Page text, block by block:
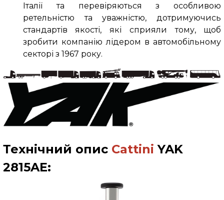
Італії та перевіряються з особливою
ретельністю та уважністю, дотримуючись
стандартів якості, які сприяли тому, щоб
зробити компанію лідером в автомобільному
секторі з 1967 року.
Технічний опис CattiniYAK
2815AE: